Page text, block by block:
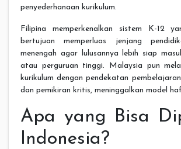
penyederhanaan kurikulum.
Filipina memperkenalkan sistem K-12
bertujuan memperluas jenjang
menengah agar lulusannya lebih siap
atau perguruan tinggi. Malaysia pun
kurikulum dengan pendekatan
dan pemikiran kritis, meninggalkan model
Apa yang Bisa
Indonesia?